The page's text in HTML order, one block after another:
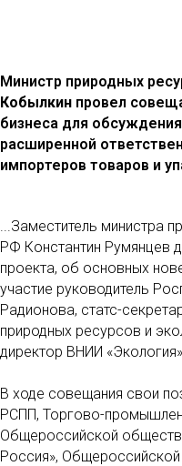
Министр природных
Кобылкин провел
бизнеса для
расширенной
импортеров товаров и
...Заместитель министра
РФ Константин Румянцев
проекта, об основных
участие руководитель
Радионова, статс-
природных ресурсов и
директор ВНИИ
В ходе совещания свои
РСПП, Торгово-
Общероссийской
Россия»,